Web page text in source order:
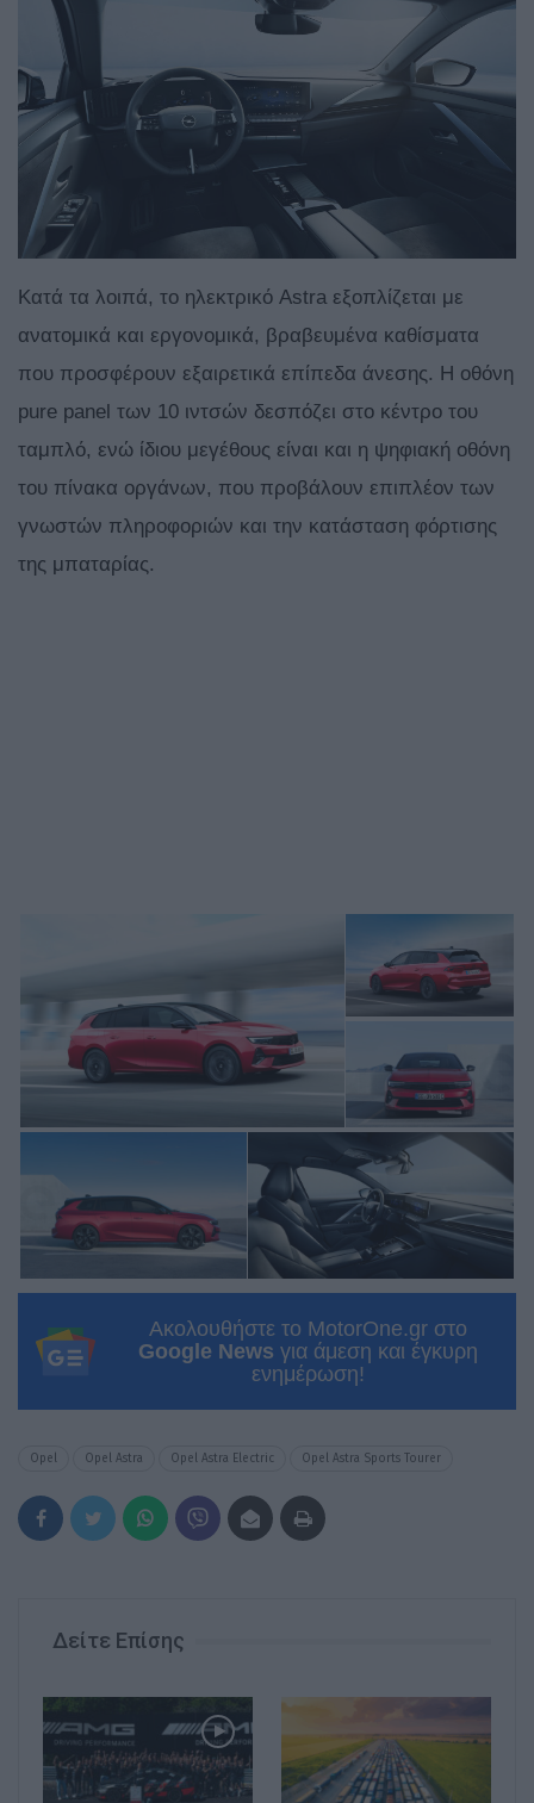
Κατά τα λοιπά, το ηλεκτρικό Astra εξοπλίζεται με
ανατομικά και εργονομικά, βραβευμένα καθίσματα
που προσφέρουν εξαιρετικά επίπεδα άνεσης. Η οθόνη
pure panel των 10 ιντσών δεσπόζει στο κέντρο του
ταμπλό, ενώ ίδιου μεγέθους είναι και η ψηφιακή οθόνη
του πίνακα οργάνων, που προβάλουν επιπλέον των
γνωστών πληροφοριών και την κατάσταση φόρτισης
της μπαταρίας.
Ακολουθήστε το MotorOne.gr στο
Google News για άμεση και έγκυρη
ενημέρωση!
Opel Opel Astra Opel Astra Electric Opel Astra Sports Tourer
Δείτε Επίσης